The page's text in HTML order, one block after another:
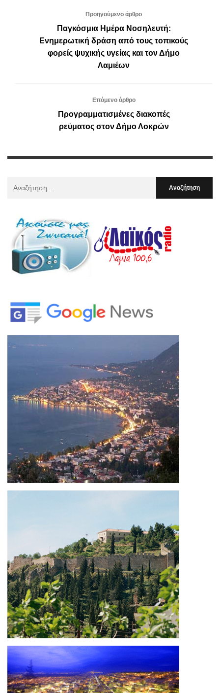
Προηγούμενο άρθρο
Παγκόσμια Ημέρα Νοσηλευτή:
Ενημερωτική δράση από τους τοπικούς
φορείς ψυχικής υγείας και τον Δήμο
Λαμιέων
Επόμενο άρθρο
Προγραμματισμένες διακοπές
ρεύματος στον Δήμο Λοκρών